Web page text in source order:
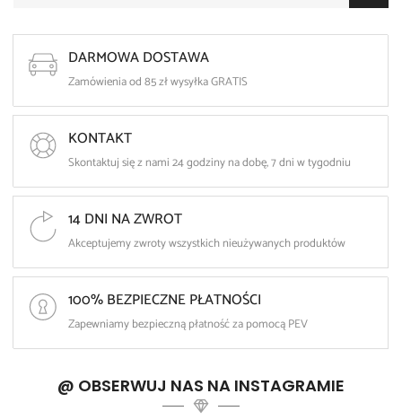
📏 Dimensions
stamen:22 mm × 1.6 mm
balls:diameter 5 mm
circle:
diameter: 20 mm
width: 4 mm
thickness: 1 mm
⭐ Product Features
modern design with a round rim
minimalistic and elegant look
DARMOWA DOSTAWA
Zamówienia od 85 zł wysyłka GRATIS
KONTAKT
Skontaktuj się z nami 24 godziny na dobę, 7 dni w tygodniu
14 DNI NA ZWROT
Akceptujemy zwroty wszystkich nieużywanych produktów
100% BEZPIECZNE PŁATNOŚCI
Zapewniamy bezpieczną płatność za pomocą PEV
@ OBSERWUJ NAS NA INSTAGRAMIE